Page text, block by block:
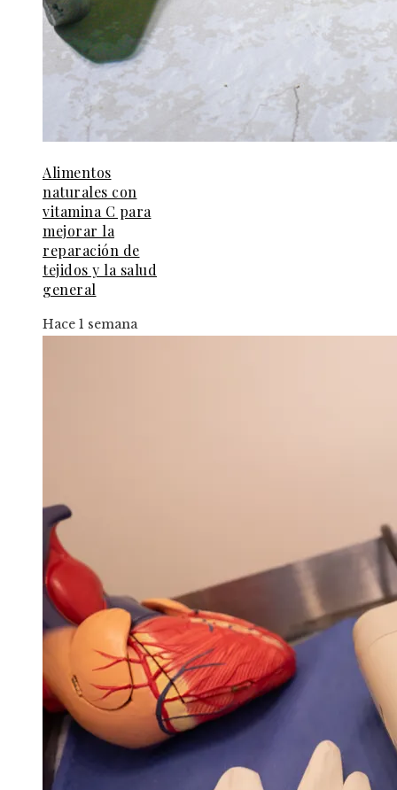
Alimentos
naturales con
vitamina C para
mejorar la
reparación de
tejidos y la salud
general
Hace 1 semana